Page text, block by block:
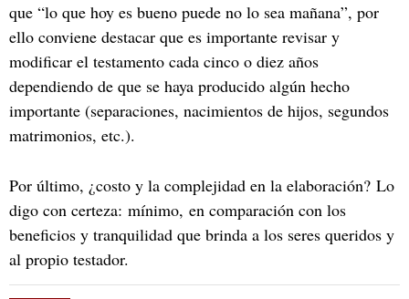
que “lo que hoy es bueno puede no lo sea mañana”, por
ello conviene destacar que es importante revisar y
modificar el testamento cada cinco o diez años
dependiendo de que se haya producido algún hecho
importante (separaciones, nacimientos de hijos, segundos
matrimonios, etc.).
Por último, ¿costo y la complejidad en la elaboración? Lo
digo con certeza: mínimo, en comparación con los
beneficios y tranquilidad que brinda a los seres queridos y
al propio testador.